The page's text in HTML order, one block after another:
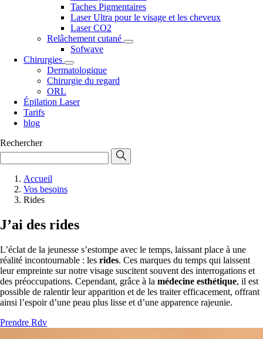
Taches Pigmentaires
Laser Ultra pour le visage et les cheveux
Laser CO2
Relâchement cutané
Sofwave
Chirurgies
Dermatologique
Chirurgie du regard
ORL
Épilation Laser
Tarifs
blog
Rechercher
Accueil
Vos besoins
Rides
J’ai des rides
L’éclat de la jeunesse s’estompe avec le temps, laissant place à une
réalité incontournable : les rides. Ces marques du temps qui laissent
leur empreinte sur notre visage suscitent souvent des interrogations et
des préoccupations. Cependant, grâce à la médecine esthétique, il est
possible de ralentir leur apparition et de les traiter efficacement, offrant
ainsi l’espoir d’une peau plus lisse et d’une apparence rajeunie.
Prendre Rdv